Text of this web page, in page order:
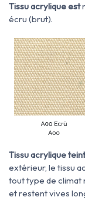
Tissu acrylique est
écru (brut).
Tissu acrylique
extérieur, le tissu
tout type de climat
et restent vives